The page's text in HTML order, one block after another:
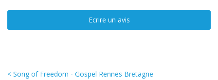
Ecrire un avis
< Song of Freedom - Gospel Rennes Bretagne